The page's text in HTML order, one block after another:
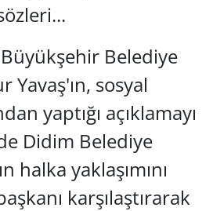
Belediye
Yavaş'ın, sosyal
yaptığı açıklamayı
Didim Belediye
halka yaklaşımını
karşılaştırarak